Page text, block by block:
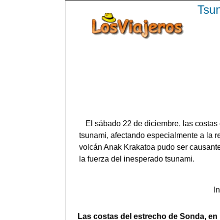
El sábado 22 de diciembre, las
tsunami, afectando especialmente a la
volcán Anak Krakatoa pudo ser
la fuerza del inesperado tsunami.
Las costas del estrecho de Sonda,